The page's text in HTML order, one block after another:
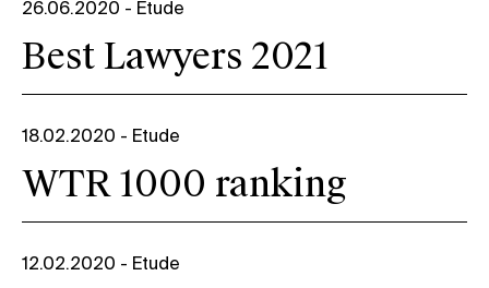
26.06.2020 - Etude
Best Lawyers 2021
18.02.2020 - Etude
WTR 1000 ranking
12.02.2020 - Etude